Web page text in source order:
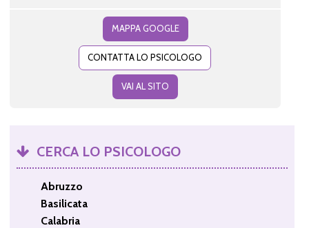
MAPPA GOOGLE
CONTATTA LO PSICOLOGO
VAI AL SITO
CERCA LO PSICOLOGO
Abruzzo
Basilicata
Calabria